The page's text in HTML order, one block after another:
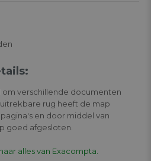
verschillende documenten
rug heeft de map
en door middel van
goed afgesloten.
alles van Exacompta.